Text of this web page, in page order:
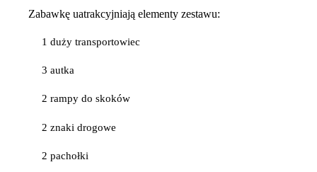
Zabawkę uatrakcyjniają elementy zestawu:
1 duży transportowiec
3 autka
2 rampy do skoków
2 znaki drogowe
2 pachołki